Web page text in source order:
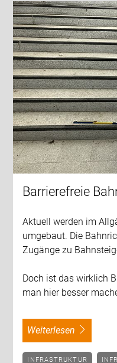
Barrierefreie
Aktuell werden im
umgebaut. Die
Zugänge zu
Doch ist das wirklich
man hier besser
weiterlesen
INFRASTRUKTUR